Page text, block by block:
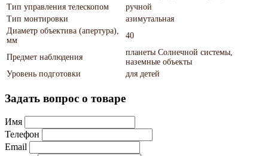
Тип управления телескопом
ручной
Тип монтировки
азимутальная
Диаметр объектива (апертура),
мм
40
Предмет наблюдения
планеты Солнечной системы,
наземные объекты
Уровень подготовки
для детей
Задать вопрос о товаре
Имя
Телефон
Email